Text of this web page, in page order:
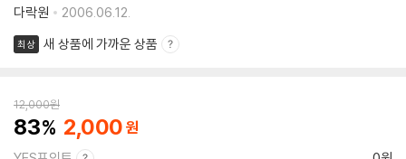
다락원
2006.06.12.
최상 새 상품에 가까운 상품
12,000원
83 2,000